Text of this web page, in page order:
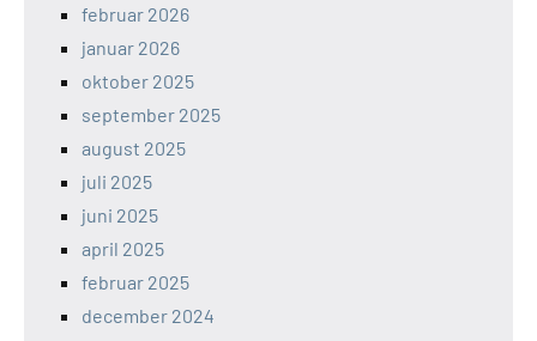
februar 2026
januar 2026
oktober 2025
september 2025
august 2025
juli 2025
juni 2025
april 2025
februar 2025
december 2024